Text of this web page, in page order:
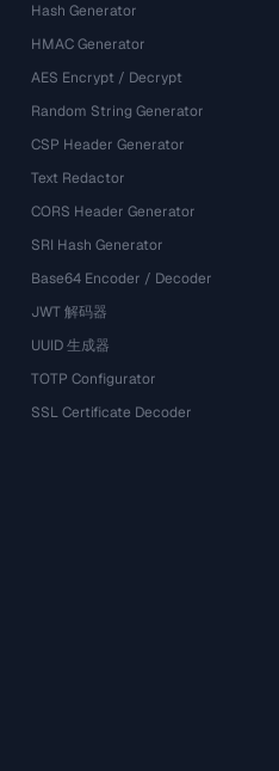
Hash Generator
HMAC Generator
AES Encrypt / Decrypt
Random String Generator
CSP Header Generator
Text Redactor
CORS Header Generator
SRI Hash Generator
Base64 Encoder / Decoder
JWT 解码器
UUID 生成器
TOTP Configurator
SSL Certificate Decoder